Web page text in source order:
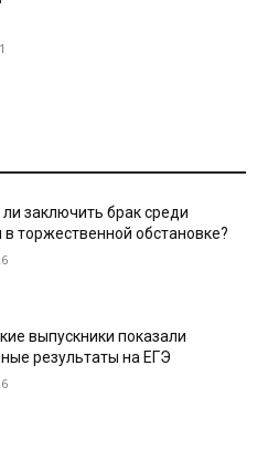
заключить брак среди
в торжественной обстановке?
выпускники показали
результаты на ЕГЭ